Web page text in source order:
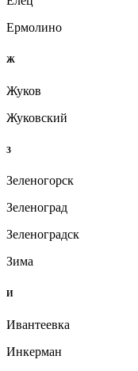
Ермолино
Ж
Жуков
Жуковский
З
Зеленогорск
Зеленоград
Зеленоградск
Зима
И
Ивантеевка
Инкерман